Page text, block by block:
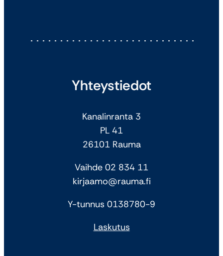
Yhteystiedot
Kanalinranta 3
PL 41
26101 Rauma
Vaihde 02 834 11
kirjaamo@rauma.fi
Y-tunnus 0138780-9
Laskutus